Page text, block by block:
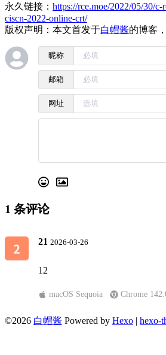
永久链接： https://rce.moe/2022/05/30/
ciscn-2022-online-crt/
版权声明：本文首发于白帽酱的博客
昵称
邮箱
网址
1 条评论
21 2026-03-26
12
macOS Sequoia Chrome
©2026 白帽酱 Powered by Hexo | hexo-